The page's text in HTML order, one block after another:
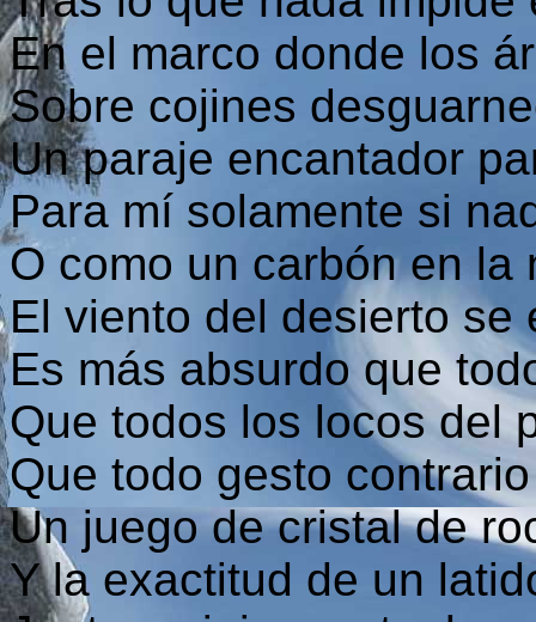
En el marco donde los
Sobre cojines
Un paraje encantador
Para mí solamente si
O como un carbón en la
El viento del desierto
Es más absurdo que
Que todos los locos del
Que todo gesto
Un juego de cristal de
Y la exactitud de un